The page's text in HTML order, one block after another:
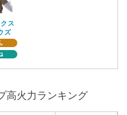
ス
ズ
高火力ランキング